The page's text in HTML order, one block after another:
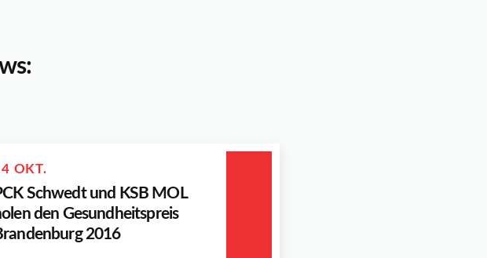
OKT.
Schwedt und KSB MOL
den Gesundheitspreis
2016